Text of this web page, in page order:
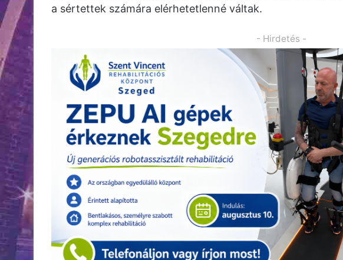
a sértettek számára elérhetetlenné váltak.
- Hirdetés -